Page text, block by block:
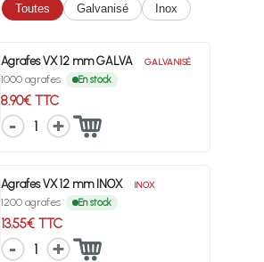
Toutes Galvanisé Inox
Agrafes VX 12 mm GALVA GALVANISÉ
1000 agrafes En stock
8.90€ TTC
1
Agrafes VX 12 mm INOX INOX
1200 agrafes En stock
13.55€ TTC
1